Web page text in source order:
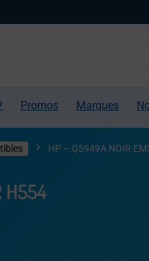
Promos Marques
HP – Q5949A NOIR
H554